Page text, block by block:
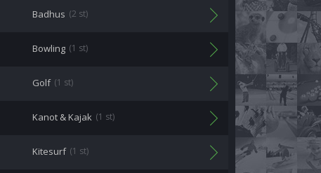
Badhus (2 st)
Bowling (1 st)
Golf (1 st)
Kanot & Kajak (1 st)
Kitesurf (1 st)